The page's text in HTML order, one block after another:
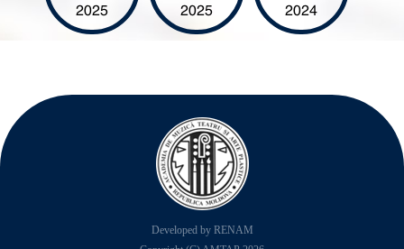
2025
2025
2024
Developed by RENAM